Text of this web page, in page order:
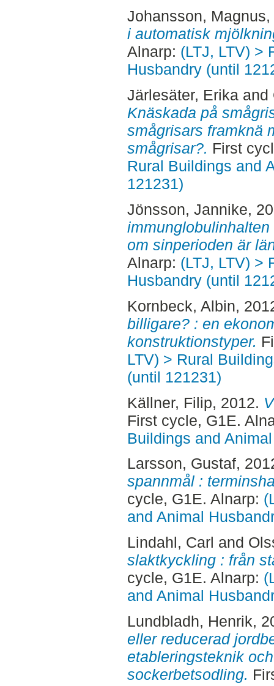
Johansson, Magnus
i automatisk
Alnarp: (LTJ, LTV) >
Husbandry (until
Järlesäter, Erikaand
Knäskada på
smågrisars framknä
smågrisar?. First
Rural Buildings and
121231)
Jönsson, Jannike,
om sinperioden är
Alnarp: (LTJ, LTV) >
Husbandry (until
Kornbeck, Albin,
billigare? : en
konstruktionstyper.
LTV) > Rural
(until 121231)
Källner, Filip, 2012.
First cycle, G1E.
Buildings and
Larsson, Gustaf,
spannmål :
cycle, G1E. Alnarp:
and Animal
Lindahl, Carl and
slaktkyckling : från
cycle, G1E. Alnarp:
and Animal
Lundbladh, Henrik,
eller reducerad
etableringsteknik
sockerbetsodling.